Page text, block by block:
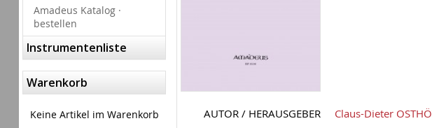
Amadeus Katalog ·
bestellen
Instrumentenliste
Warenkorb
Keine Artikel im Warenkorb AUTOR / HERAUSGEBER
Claus-Dieter